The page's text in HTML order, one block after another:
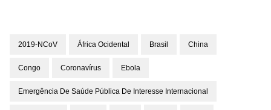
2019-NCoV África Ocidental Brasil China
Congo Coronavírus Ebola
Emergência De Saúde Pública De Interesse Internacional